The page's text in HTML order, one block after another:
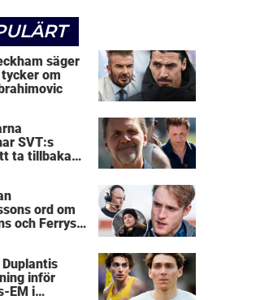
säger
om
SVT:s
ta tillbaka
ord om
och Ferrys
inför
EM i